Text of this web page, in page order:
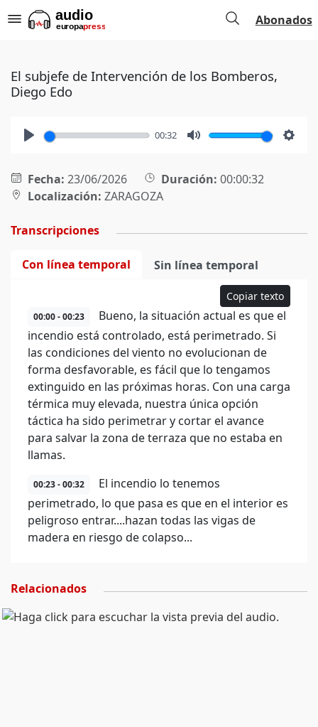
Abonados
El subjefe de Intervención de los Bomberos,
Diego Edo
00:32
Fecha: 23/06/2026 Duración: 00:00:32
Localización: ZARAGOZA
Transcripciones
Con línea temporal Sin línea temporal
Copiar texto
00:00 - 00:23
Bueno, la situación actual es que el
incendio está controlado, está perimetrado. Si
las condiciones del viento no evolucionan de
forma desfavorable, es fácil que lo tengamos
extinguido en las próximas horas. Con una carga
térmica muy elevada, nuestra única opción
táctica ha sido perimetrar y cortar el avance
para salvar la zona de terraza que no estaba en
llamas.
00:23 - 00:32
El incendio lo tenemos
perimetrado, lo que pasa es que en el interior es
peligroso entrar....hazan todas las vigas de
madera en riesgo de colapso...
Relacionados